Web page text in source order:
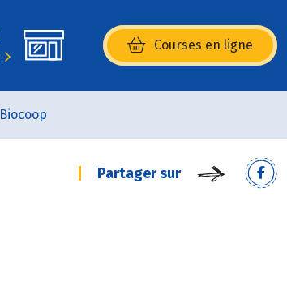
Courses en ligne
(s’ouvre dans une nouvelle
Biocoop
Partager sur